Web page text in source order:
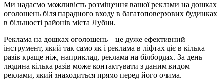
Ми надаємо можливість розміщення вашої реклами на дошках
оголошень біля парадного входу в багатоповерхових будинках
в більшості районів міста Лубни.
Реклама на дошках оголошень – це дуже ефективний
інструмент, який так само як і реклама в ліфтах діє в кілька
разів краще ніж, наприклад, реклама на білбордах. За день
людина кілька разів може контактувати з даним видом
реклами, який знаходиться прямо перед його очима.